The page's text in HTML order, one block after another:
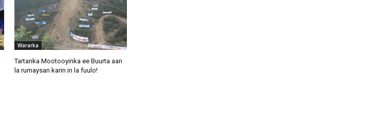
Wararka
Tartanka Mootooyinka ee Buurta aan
la rumaysan karin in la fuulo!